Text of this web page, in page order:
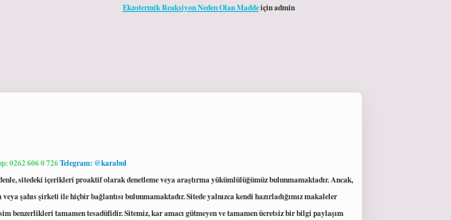
Ekzotermik Reaksiyon Neden Olan Maddeiçinadmin
0262 606 0 726Telegram: @karabul
sitedeki içerikleri proaktif olarak denetleme veya araştırma yükümlülüğümüz bulunmamaktadır. Ancak,
şahıs şirketi ile hiçbir bağlantısı bulunmamaktadır. Sitede yalnızca kendi hazırladığımız makaleler
benzerlikleri tamamen tesadüfidir. Sitemiz, kar amacı gütmeyen ve tamamen ücretsiz bir bilgi paylaşım